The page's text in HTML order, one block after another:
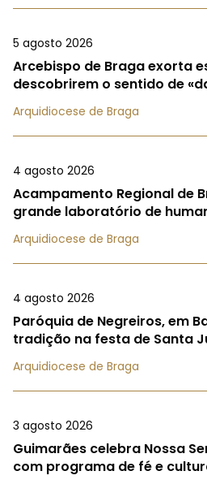
5 agosto 2026
Arcebispo de Braga exorta
descobrirem o sentido de
Arquidiocese de Braga
4 agosto 2026
Acampamento Regional de
grande laboratório de
Arquidiocese de Braga
4 agosto 2026
Paróquia de Negreiros, em
tradição na festa de Santa
Arquidiocese de Braga
3 agosto 2026
Guimarães celebra Nossa
com programa de fé e